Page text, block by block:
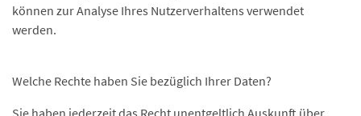
können zur Analyse Ihres Nutzerverhaltens verwendet
werden.
Welche Rechte haben Sie bezüglich Ihrer Daten?
Sie haben jederzeit das Recht unentgeltlich Auskunft über